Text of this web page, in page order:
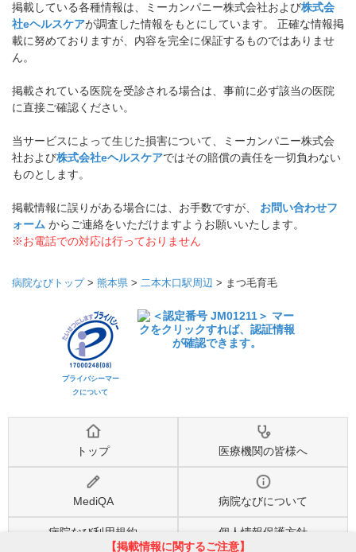
掲載している各種情報は、ミーカンパニー株式会社および株式会
社eヘルスケアが調査した情報をもとにしています。 正確な情報掲
載に努めておりますが、内容を完全に保証するものではありませ
ん。
掲載されている医院を受診される場合は、事前に必ず該当の医院
に直接ご確認ください。
当サービスによって生じた損害について、ミーカンパニー株式会
社および株式会社eヘルスケアではその賠償の責任を一切負わない
ものとします。
掲載情報に誤りがある場合には、お手数ですが、 お問い合わせフ
ォーム からご連絡をいただけますようお願いいたします。
※お電話での対応は行っておりません
病院なびトップ> 熊本県 > 二本木口駅周辺 > まつ毛育毛
プライバシーマー
クについて
トップ 医療機関の皆様へ
MediQA 病院なびについて
病院なび利用規約
個人情報保護方針
【掲載情報に関するご注意】